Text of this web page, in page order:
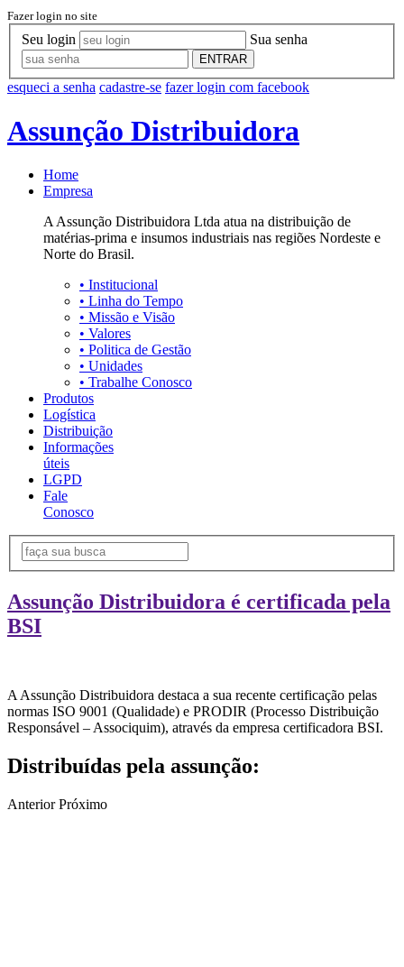
Fazer login no site
Seu login Sua senha
ENTRAR
esqueci a senha cadastre-se fazer login com facebook
Assunção Distribuidora
Home
Empresa
A Assunção Distribuidora Ltda atua na distribuição de
matérias-prima e insumos industriais nas regiões Nordeste e
Norte do Brasil.
• Institucional
• Linha do Tempo
• Missão e Visão
• Valores
• Politica de Gestão
• Unidades
• Trabalhe Conosco
Produtos
Logística
Distribuição
Informações
úteis
LGPD
Fale
Conosco
Assunção Distribuidora é certificada pela
BSI
A Assunção Distribuidora destaca a sua recente certificação pelas
normas ISO 9001 (Qualidade) e PRODIR (Processo Distribuição
Responsável – Associquim), através da empresa certificadora BSI.
Distribuídas pela assunção:
Anterior Próximo